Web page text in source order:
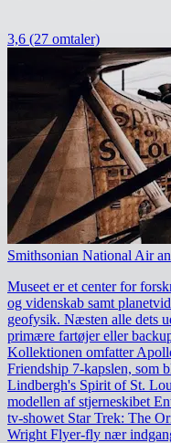
3,6 (27 omtaler)
Smithsonian National Air
Museet er et center for
og videnskab samt
geofysik. Næsten alle dets
primære fartøjer eller
Kollektionen omfatter
Friendship 7-kapslen, som
Lindbergh's Spirit of St.
modellen af stjerneskibet
tv-showet Star Trek: The
Wright Flyer-fly nær